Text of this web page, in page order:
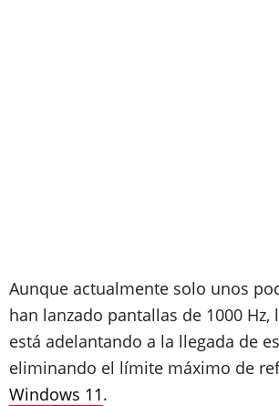
Aunque actualmente solo unos
han lanzado pantallas de 1000 Hz,
está adelantando a la llegada de
eliminando el límite máximo de
Windows 11.